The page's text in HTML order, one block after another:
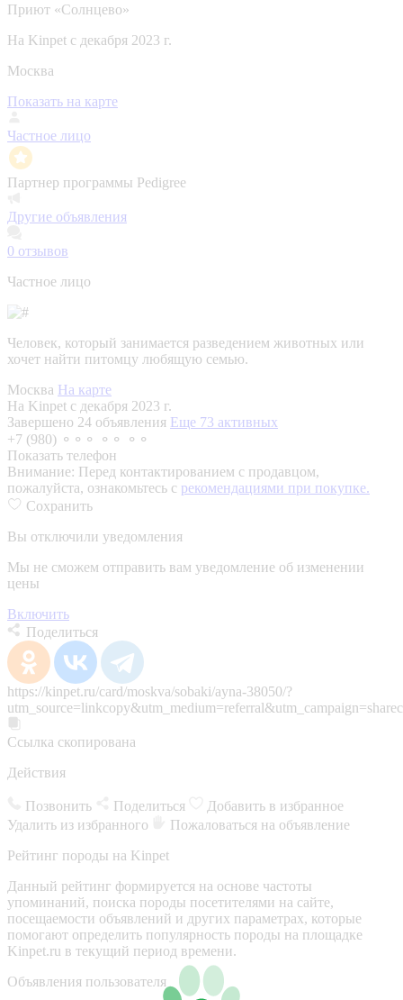
Приют «Солнцево»
На Kinpet c декабря 2023 г.
Москва
Показать на карте
Частное лицо
Партнер программы Pedigree
Другие объявления
0 отзывов
Частное лицо
Человек, который занимается разведением животных или
хочет найти питомцу любящую семью.
Москва На карте
На Kinpet c декабря 2023 г.
Завершено 24 объявления Еще 73 активных
+7 (980) ⚬⚬⚬ ⚬⚬ ⚬⚬
Показать телефон
Внимание: Перед контактированием с продавцом,
пожалуйста, ознакомьтесь с рекомендациями при покупке.
Сохранить
Вы отключили уведомления
Мы не сможем отправить вам уведомление об изменении
цены
Включить
Поделиться
https://kinpet.ru/card/moskva/sobaki/ayna-38050/?
Ссылка скопирована
Действия
Позвонить Поделиться
Добавить в избранное
Удалить из избранного
Пожаловаться на объявление
Рейтинг породы на Kinpet
Данный рейтинг формируется на основе частоты
упоминаний, поиска породы посетителями на сайте,
посещаемости объявлений и других параметрах, которые
помогают определить популярность породы на площадке
Kinpet.ru в текущий период времени.
Объявления пользователя